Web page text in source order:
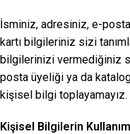
İsminiz, adresiniz, e-
kartı bilgileriniz sizi
bilgilerinizi vermediğiniz
posta üyeliği ya da
kişisel bilgi toplayamayız.
Kişisel Bilgilerin